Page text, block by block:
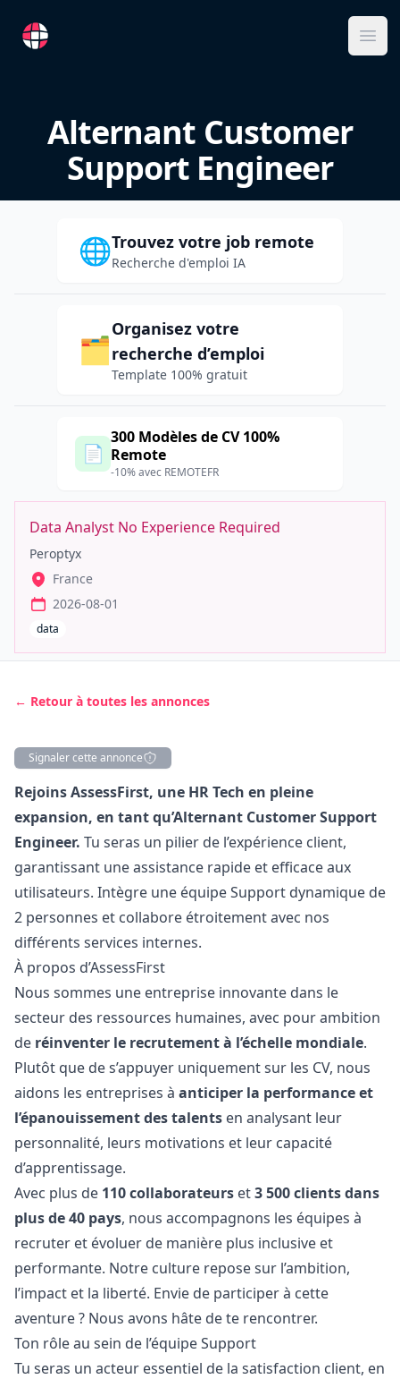
RemoteFR
Alternant Customer
Support Engineer
🌐Trouvez votre job remote
Recherche d'emploi IA
🗂️
Organisez votre
recherche d’emploi
Template 100% gratuit
📄
300 Modèles de CV 100%
Remote
-10% avec REMOTEFR
Data Analyst No Experience Required
Peroptyx
France
2026-08-01
data
← Retour à toutes les annonces
Signaler cette annonce
Description
Rejoins AssessFirst, une HR Tech en pleine
expansion, en tant qu’Alternant Customer Support
Engineer. Tu seras un pilier de l’expérience client,
garantissant une assistance rapide et efficace aux
utilisateurs. Intègre une équipe Support dynamique de
2 personnes et collabore étroitement avec nos
différents services internes.
À propos d’AssessFirst
Nous sommes une entreprise innovante dans le
secteur des ressources humaines, avec pour ambition
de réinventer le recrutement à l’échelle mondiale.
Plutôt que de s’appuyer uniquement sur les CV, nous
aidons les entreprises à anticiper la performance et
l’épanouissement des talents en analysant leur
personnalité, leurs motivations et leur capacité
d’apprentissage.
Avec plus de 110 collaborateurs et3 500 clients dans
plus de 40 pays, nous accompagnons les équipes à
recruter et évoluer de manière plus inclusive et
performante. Notre culture repose sur l’ambition,
l’impact et la liberté. Envie de participer à cette
aventure ? Nous avons hâte de te rencontrer.
Ton rôle au sein de l’équipe Support
Tu seras un acteur essentiel de la satisfaction client, en